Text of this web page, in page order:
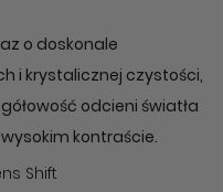
o doskonale
i krystalicznej czystości,
odcieni światła
kontraście.
Shift